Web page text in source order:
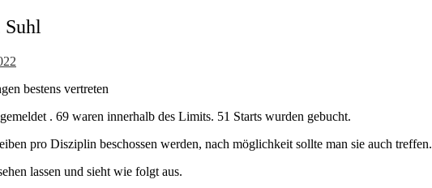
bestens vertreten
. 69 waren innerhalb des Limits. 51 Starts wurden gebucht.
pro Disziplin beschossen werden, nach möglichkeit sollte man sie auch treffen.
lassen und sieht wie folgt aus.